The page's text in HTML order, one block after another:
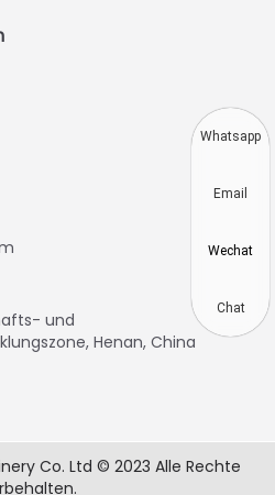
und
Henan, China
Co. Ltd © 2023 Alle Rechte
Whatsapp
Email
Wechat
Chat